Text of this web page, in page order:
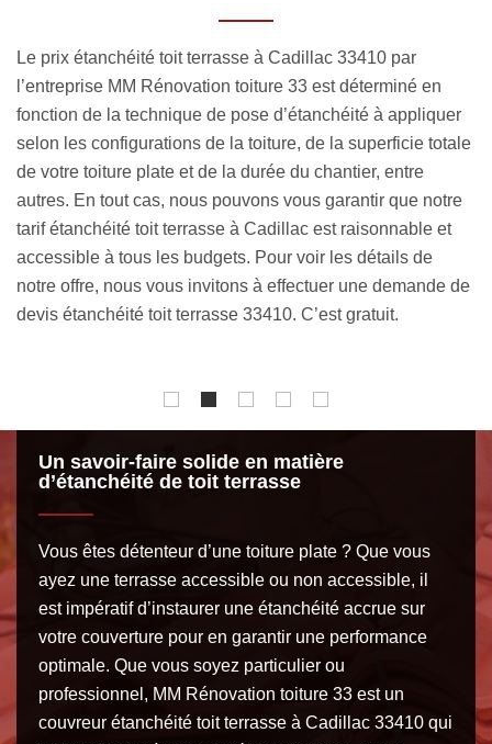
Sollicitez les services de l’entreprise MM Rénovation
toiture 33 si vous êtes actuellement en quête d’un couvreur
pas cher pour étanchéité toit terrasse à Cadillac. Proposant
des services à tous les particuliers et les professionnels
désireux d’avoir une couverture conforme aux normes,
toutes nos prestations de qualité sont accessibles au
meilleur prix. Vous avez un budget à respecter pour
étanchéiser votre toiture plate ? Discutons-en afin que
nous puissions étudier la faisabilité du projet et fournir une
solution sur mesure. N’hésitez pas à préciser ce budget
Un savoir-faire solide en matière
d’étanchéité de toit terrasse
Vous êtes détenteur d’une toiture plate ? Que vous
ayez une terrasse accessible ou non accessible, il
est impératif d’instaurer une étanchéité accrue sur
votre couverture pour en garantir une performance
optimale. Que vous soyez particulier ou
professionnel, MM Rénovation toiture 33 est un
couvreur étanchéité toit terrasse à Cadillac 33410 qui